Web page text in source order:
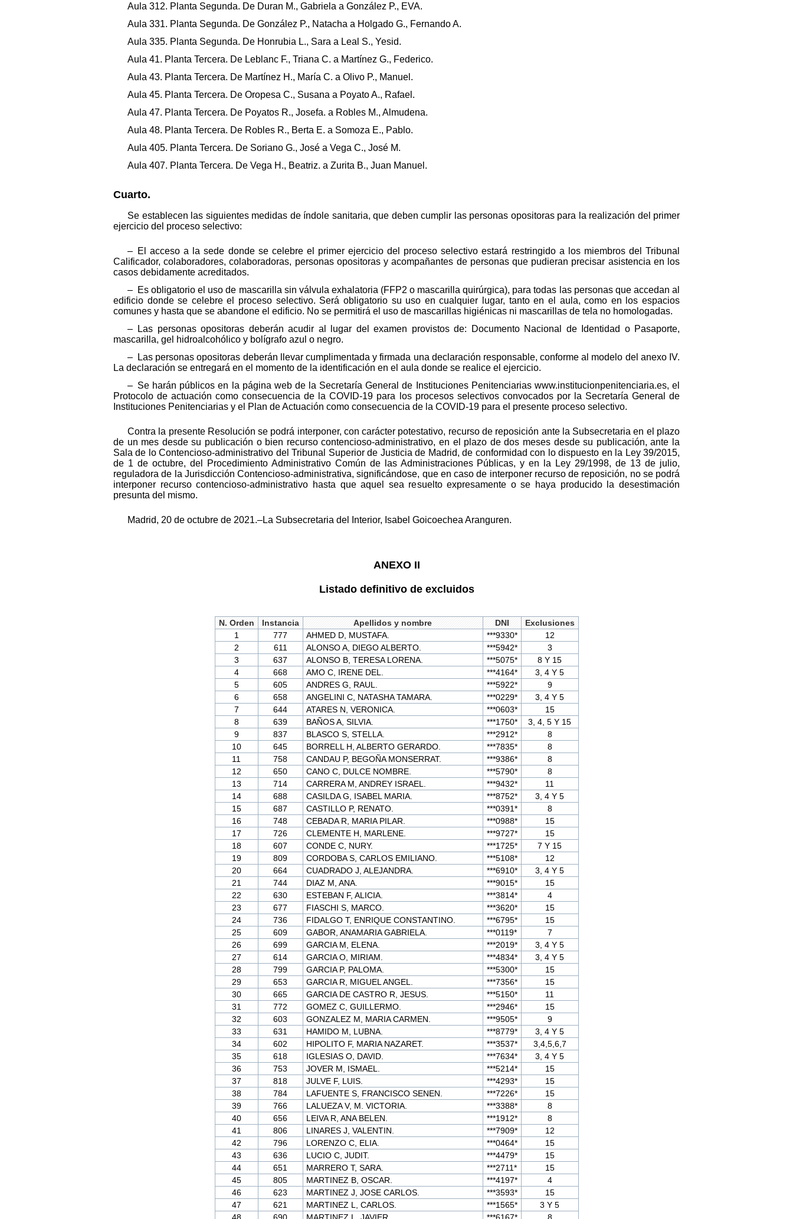
Aula 312. Planta Segunda. De Duran M., Gabriela a González P., EVA.
Aula 331. Planta Segunda. De González P., Natacha a Holgado G., Fernando A.
Aula 335. Planta Segunda. De Honrubia L., Sara a Leal S., Yesid.
Aula 41. Planta Tercera. De Leblanc F., Triana C. a Martínez G., Federico.
Aula 43. Planta Tercera. De Martínez H., María C. a Olivo P., Manuel.
Aula 45. Planta Tercera. De Oropesa C., Susana a Poyato A., Rafael.
Aula 47. Planta Tercera. De Poyatos R., Josefa. a Robles M., Almudena.
Aula 48. Planta Tercera. De Robles R., Berta E. a Somoza E., Pablo.
Aula 405. Planta Tercera. De Soriano G., José a Vega C., José M.
Aula 407. Planta Tercera. De Vega H., Beatriz. a Zurita B., Juan Manuel.
Cuarto.
Se establecen las siguientes medidas de índole sanitaria, que deben cumplir las personas opositoras para la realización del primer
ejercicio del proceso selectivo:
– El acceso a la sede donde se celebre el primer ejercicio del proceso selectivo estará restringido a los miembros del Tribunal
Calificador, colaboradores, colaboradoras, personas opositoras y acompañantes de personas que pudieran precisar asistencia en los
casos debidamente acreditados.
– Es obligatorio el uso de mascarilla sin válvula exhalatoria (FFP2 o mascarilla quirúrgica), para todas las personas que accedan al
edificio donde se celebre el proceso selectivo. Será obligatorio su uso en cualquier lugar, tanto en el aula, como en los espacios
comunes y hasta que se abandone el edificio. No se permitirá el uso de mascarillas higiénicas ni mascarillas de tela no homologadas.
– Las personas opositoras deberán acudir al lugar del examen provistos de: Documento Nacional de Identidad o Pasaporte,
mascarilla, gel hidroalcohólico y bolígrafo azul o negro.
– Las personas opositoras deberán llevar cumplimentada y firmada una declaración responsable, conforme al modelo del anexo IV.
La declaración se entregará en el momento de la identificación en el aula donde se realice el ejercicio.
– Se harán públicos en la página web de la Secretaría General de Instituciones Penitenciarias www.institucionpenitenciaria.es, el
Protocolo de actuación como consecuencia de la COVID-19 para los procesos selectivos convocados por la Secretaría General de
Instituciones Penitenciarias y el Plan de Actuación como consecuencia de la COVID-19 para el presente proceso selectivo.
Contra la presente Resolución se podrá interponer, con carácter potestativo, recurso de reposición ante la Subsecretaria en el plazo
de un mes desde su publicación o bien recurso contencioso-administrativo, en el plazo de dos meses desde su publicación, ante la
Sala de lo Contencioso-administrativo del Tribunal Superior de Justicia de Madrid, de conformidad con lo dispuesto en la Ley 39/2015,
de 1 de octubre, del Procedimiento Administrativo Común de las Administraciones Públicas, y en la Ley 29/1998, de 13 de julio,
reguladora de la Jurisdicción Contencioso-administrativa, significándose, que en caso de interponer recurso de reposición, no se podrá
interponer recurso contencioso-administrativo hasta que aquel sea resuelto expresamente o se haya producido la desestimación
presunta del mismo.
Madrid, 20 de octubre de 2021.–La Subsecretaria del Interior, Isabel Goicoechea Aranguren.
ANEXO II
Listado definitivo de excluidos
N. Orden Instancia Apellidos y nombre DNI
Exclusiones
1
777 AHMED D, MUSTAFA. ***9330*
12
2
611 ALONSO A, DIEGO ALBERTO. ***5942*
3
3
637 ALONSO B, TERESA LORENA. ***5075*
8 Y 15
4
668 AMO C, IRENE DEL. ***4164*
3, 4 Y 5
5
605 ANDRES G, RAUL. ***5922*
9
6
658 ANGELINI C, NATASHA TAMARA. ***0229*
3, 4 Y 5
7
644 ATARES N, VERONICA. ***0603*
15
8
639 BAÑOS A, SILVIA. ***1750*
3, 4, 5 Y 15
9
837 BLASCO S, STELLA. ***2912*
8
10
645 BORRELL H, ALBERTO GERARDO. ***7835*
8
11
758 CANDAU P, BEGOÑA MONSERRAT. ***9386*
8
12
650 CANO C, DULCE NOMBRE. ***5790*
8
13
714 CARRERA M, ANDREY ISRAEL. ***9432*
11
14
688 CASILDA G, ISABEL MARIA. ***8752*
3, 4 Y 5
15
687 CASTILLO P, RENATO. ***0391*
8
16
748 CEBADA R, MARIA PILAR. ***0988*
15
17
726 CLEMENTE H, MARLENE. ***9727*
15
18
607 CONDE C, NURY. ***1725*
7 Y 15
19
809 CORDOBA S, CARLOS EMILIANO. ***5108*
12
20
664 CUADRADO J, ALEJANDRA. ***6910*
3, 4 Y 5
21
744 DIAZ M, ANA. ***9015*
15
22
630 ESTEBAN F, ALICIA. ***3814*
4
23
677 FIASCHI S, MARCO. ***3620*
15
24
736 FIDALGO T, ENRIQUE CONSTANTINO. ***6795*
15
25
609 GABOR, ANAMARIA GABRIELA. ***0119*
7
26
699 GARCIA M, ELENA. ***2019*
3, 4 Y 5
27
614 GARCIA O, MIRIAM. ***4834*
3, 4 Y 5
28
799 GARCIA P, PALOMA. ***5300*
15
29
653 GARCIA R, MIGUEL ANGEL. ***7356*
15
30
665 GARCIA DE CASTRO R, JESUS. ***5150*
11
31
772 GOMEZ C, GUILLERMO. ***2946*
15
32
603 GONZALEZ M, MARIA CARMEN. ***9505*
9
33
631 HAMIDO M, LUBNA. ***8779*
3, 4 Y 5
34
602 HIPOLITO F, MARIA NAZARET. ***3537*
3,4,5,6,7
35
618 IGLESIAS O, DAVID. ***7634*
3, 4 Y 5
36
753 JOVER M, ISMAEL. ***5214*
15
37
818 JULVE F, LUIS. ***4293*
15
38
784 LAFUENTE S, FRANCISCO SENEN. ***7226*
15
39
766 LALUEZA V, M. VICTORIA. ***3388*
8
40
656 LEIVA R, ANA BELEN. ***1912*
8
41
806 LINARES J, VALENTIN. ***7909*
12
42
796 LORENZO C, ELIA. ***0464*
15
43
636 LUCIO C, JUDIT. ***4479*
15
44
651 MARRERO T, SARA. ***2711*
15
45
805 MARTINEZ B, OSCAR. ***4197*
4
46
623 MARTINEZ J, JOSE CARLOS. ***3593*
15
47
621 MARTINEZ L, CARLOS. ***1565*
3 Y 5